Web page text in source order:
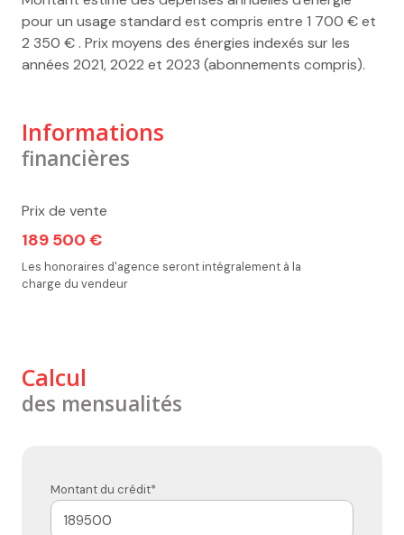
pour un usage standard est compris entre 1 700 € et
2 350 € . Prix moyens des énergies indexés sur les
années 2021, 2022 et 2023 (abonnements compris).
Informations
financières
Prix de vente
189 500 €
Les honoraires d'agence seront intégralement à la
charge du vendeur
Calcul
des mensualités
Montant du crédit*